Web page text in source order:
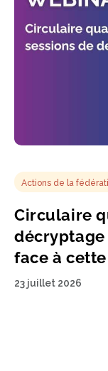
Actions de la
Circulaire
décryptage
face à
23 juillet 2026